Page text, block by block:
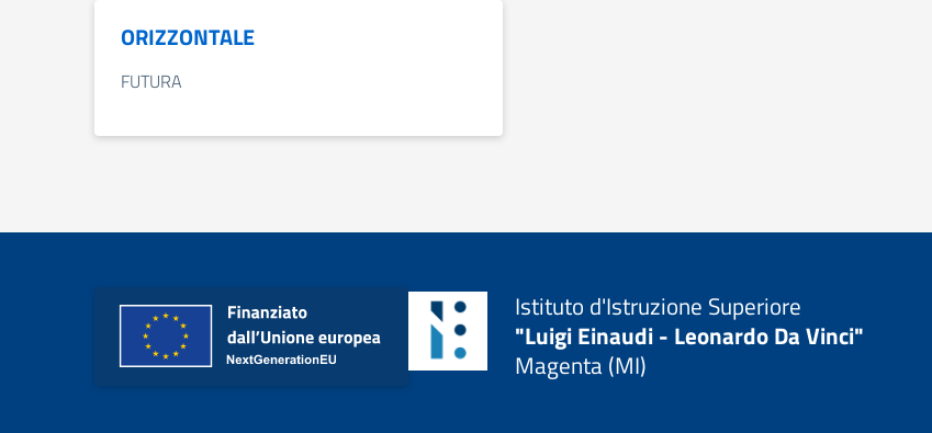
ORIZZONTALE
FUTURA
Istituto d'Istruzione Superiore
"Luigi Einaudi - Leonardo Da Vinci"
Magenta (MI)